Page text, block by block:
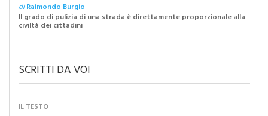
dei resti di animali per strada
diRaimondo Burgio
SCRITTI DA VOI